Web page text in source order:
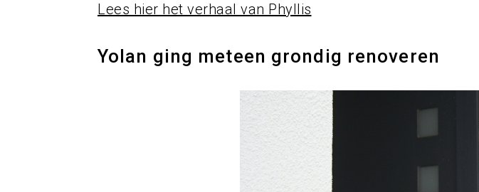
Lees hier het verhaal van Phyllis
Yolan ging meteen grondig renoveren